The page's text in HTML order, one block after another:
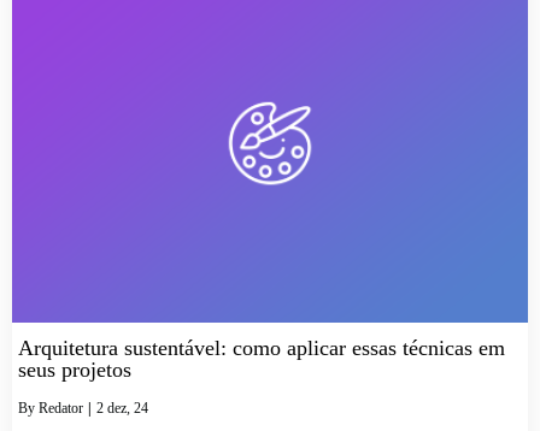
Arquitetura sustentável: como aplicar essas técnicas em
seus projetos
By Redator | 2 dez, 24